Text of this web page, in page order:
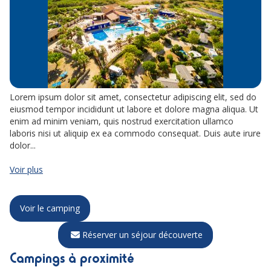
Lorem ipsum dolor sit amet, consectetur adipiscing elit, sed do
eiusmod tempor incididunt ut labore et dolore magna aliqua. Ut
enim ad minim veniam, quis nostrud exercitation ullamco
laboris nisi ut aliquip ex ea commodo consequat. Duis aute irure
dolor...
Voir plus
Voir le camping
Réserver un séjour découverte
Campings à proximité